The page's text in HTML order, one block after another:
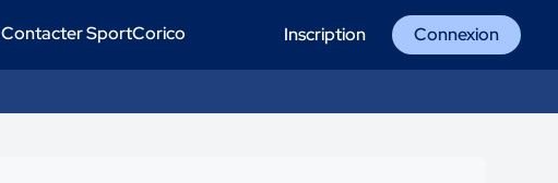
Contacter SportCorico Inscription Connexion